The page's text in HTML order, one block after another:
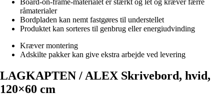
råmaterialer
Bordpladen kan nemt fastgøres til understellet
Produktet kan sorteres til genbrug eller energiudvinding
Kræver montering
Adskilte pakker kan give ekstra arbejde ved levering
LAGKAPTEN / ALEX Skrivebord, hvid,
120×60 cm